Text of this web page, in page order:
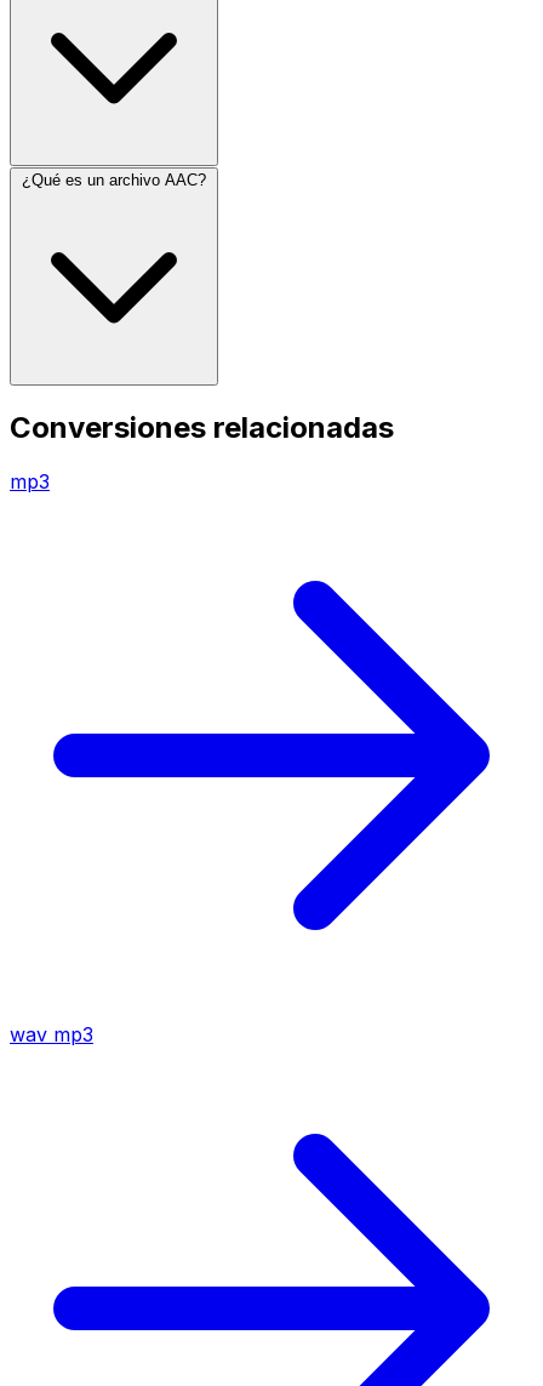
¿Qué es un archivo AAC?
Conversiones relacionadas
mp3
wav mp3